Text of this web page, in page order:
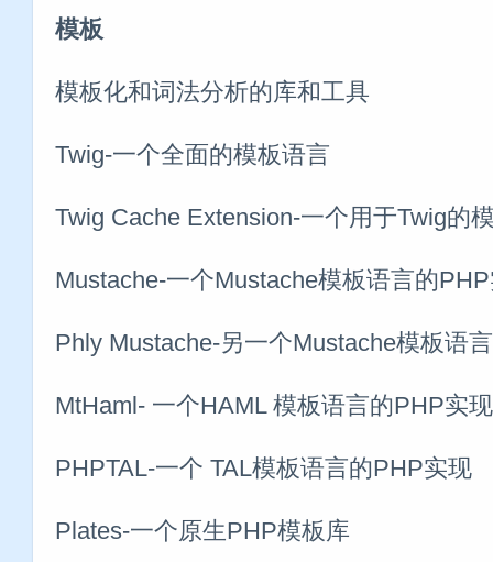
模板
模板化和词法分析的库和工具
Twig-一个全面的模板语言
Twig Cache Extension-一个用于Twig的
Mustache-一个Mustache模板语言的
Phly Mustache-另一个Mustache模板语
MtHaml- 一个HAML 模板语言的PHP实现
PHPTAL-一个 TAL模板语言的PHP实现
Plates-一个原生PHP模板库